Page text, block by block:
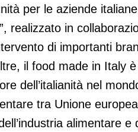
per le aziende
realizzato in
di importanti
il food made in Italy è
dell’italianità nel
tra Unione
alimentare e